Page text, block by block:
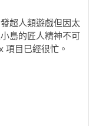
超人類遊戲但因太
島的匠人精神不可
目巳經很忙。